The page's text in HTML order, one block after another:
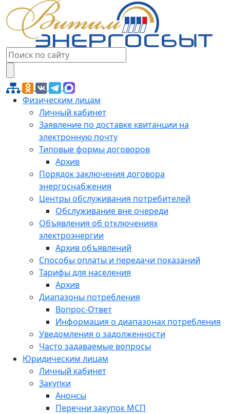
Физическим лицам
Личный кабинет
Заявление по доставке квитанции на
электронную почту
Типовые формы договоров
Архив
Порядок заключения договора
энергоснабжения
Центры обслуживания потребителей
Обслуживание вне очереди
Объявления об отключениях
электроэнергии
Архив объявлений
Способы оплаты и передачи показаний
Тарифы для населения
Архив
Диапазоны потребления
Вопрос-Ответ
Информация о диапазонах потребления
Уведомления о задолженности
Часто задаваемые вопросы
Юридическим лицам
Личный кабинет
Закупки
Анонсы
Перечни закупок МСП